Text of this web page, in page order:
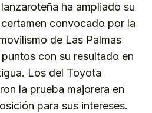
ha ampliado su
convocado por la
de Las Palmas
con su resultado en
Los del Toyota
la prueba majorera en
para sus intereses.